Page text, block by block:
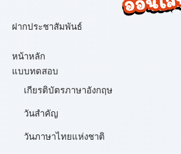
ฝากประชาสัมพันธ์
หน้าหลัก
แบบทดสอบ
เกียรติบัตรภาษาอังกฤษ
วันสำคัญ
วันภาษาไทยแห่งชาติ